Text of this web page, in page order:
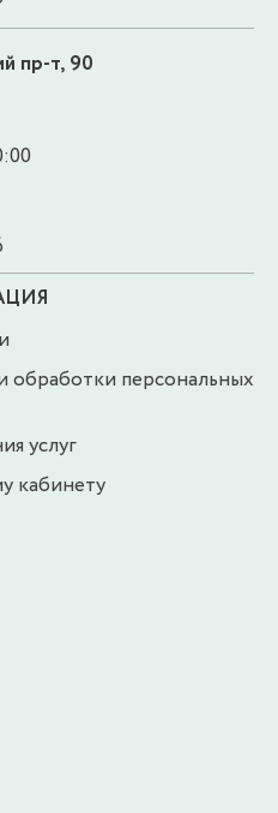
пр-т, 90
персональных
услуг
кабинету